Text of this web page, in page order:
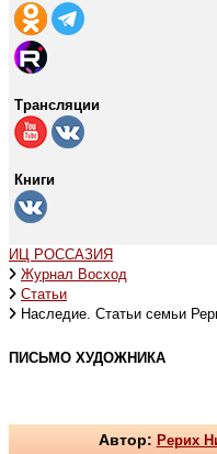
Трансляции
Книги
ИЦ РОССАЗИЯ
Журнал Восход
Статьи
Наследие. Статьи семьи
ПИСЬМО ХУДОЖНИКА
Автор: Рерих